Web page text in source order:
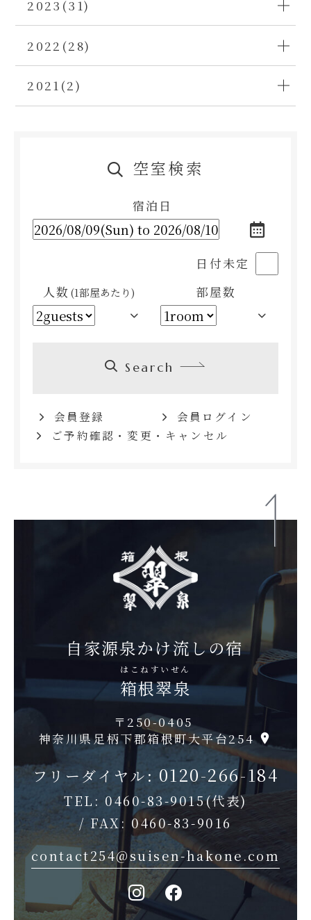
2023(31)
2022(28)
2021(2)
空室検索
宿泊日
日付未定
人数 (1部屋あたり) 部屋数
Search
会員登録
会員ログイン
ご予約確認・変更・キャンセル
自家源泉かけ流しの宿
箱根翠泉
はこねすいせん
〒250-0405
神奈川県足柄下郡箱根町大平台254
フリーダイヤル: 0120-266-184
TEL: 0460-83-9015(代表)
/ FAX: 0460-83-9016
contact254@suisen-hakone.com